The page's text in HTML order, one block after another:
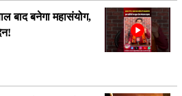
बाद बनेगा महासंयोग,